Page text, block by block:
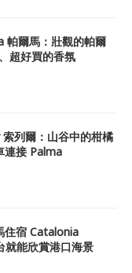
帕爾馬：壯觀的帕爾
超好買的香氛
索列爾：山谷中的柑橘
連接 Palma
住宿 Catalonia
能欣賞港口海景